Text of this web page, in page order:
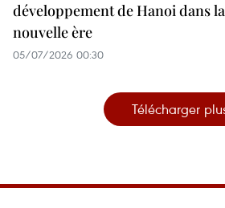
développement de Hanoi dans la
nouvelle ère
05/07/2026 00:30
Télécharger